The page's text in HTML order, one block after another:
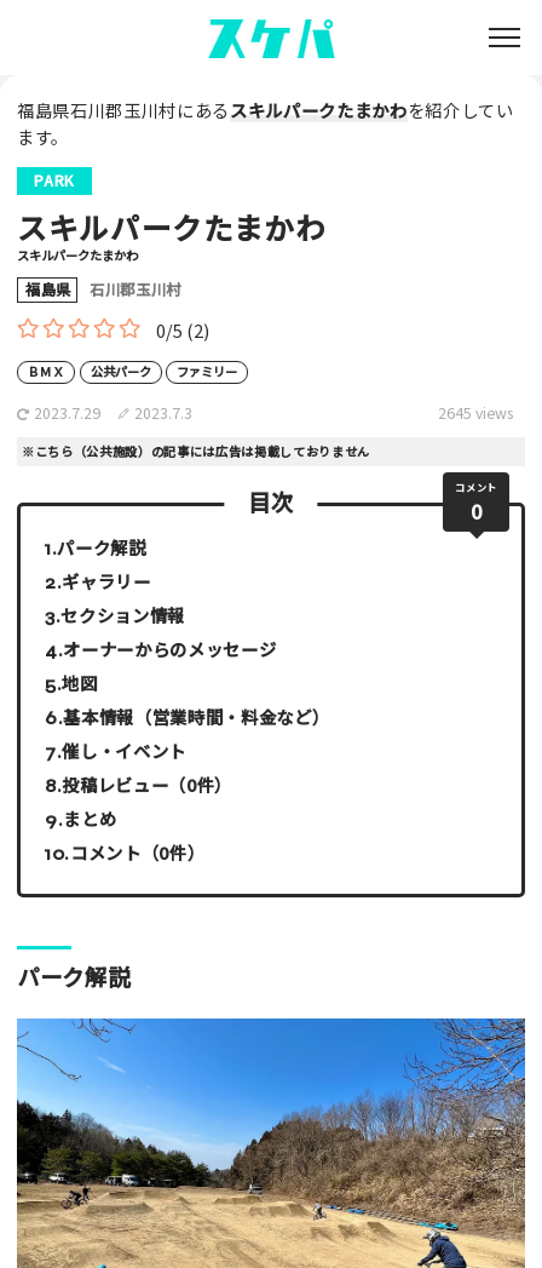
福島県石川郡玉川村にあるスキルパークたまかわを紹介してい
ます。
PARK
スキルパークたまかわ
スキルパークたまかわ
福島県 石川郡玉川村
0/5 (2)
ＢＭＸ 公共パーク ファミリー
2023.7.29 2023.7.3 2645 views
※こちら（公共施設）の記事には広告は掲載しておりません
コメント
0
目次
パーク解説
ギャラリー
セクション情報
オーナーからのメッセージ
地図
基本情報（営業時間・料金など）
催し・イベント
投稿レビュー（0件）
まとめ
コメント（0件）
パーク解説